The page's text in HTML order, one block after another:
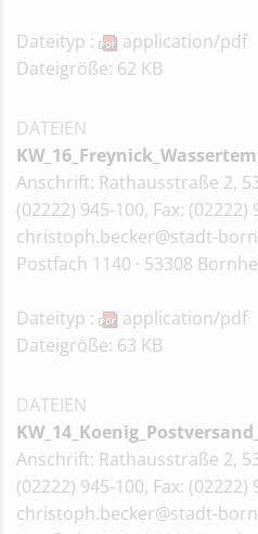
Dateityp :
application/pdf
Dateigröße: 62 KB
DATEIEN
Anschrift: Rathausstraße 2,
(02222) 945-100, Fax: (02222)
christoph.becker@stadt-
Postfach 1140 · 53308
Dateityp :
application/pdf
Dateigröße: 63 KB
DATEIEN
Anschrift: Rathausstraße 2,
(02222) 945-100, Fax: (02222)
christoph.becker@stadt-